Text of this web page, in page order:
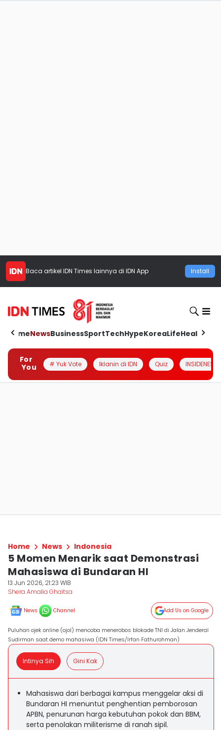
Baca artikel IDN Times lainnya di IDN App Install
HomeNewsBusinessSportTechHypeKoreaLifeHealth
For
You
# Yuk Vote Iklanin di IDN Quiz INSIDENESIA
Home News Indonesia
5 Momen Menarik saat Demonstrasi
Mahasiswa di Bundaran HI
13 Jun 2026, 21:23 WIB
Shera Amalia Ghaitsa
News Channel Add Us on Google
Puluhan ojek online (ojol) mencoba menerobos blokade TNI di Jalan Jenderal
Sudirman saat demo mahasiwa (IDN Times/Irfan Fathurohman)
Intinya Sih Gini Kak
Mahasiswa dari berbagai kampus menggelar aksi di
Bundaran HI menuntut penghentian pemborosan
APBN, penurunan harga kebutuhan pokok dan BBM,
serta penolakan militerisme di ranah sipil.